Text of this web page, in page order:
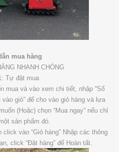
mua hàng
NHANH CHÓNG
Tự đặt mua
mua và vào xem chi tiết, nhập “Số
vào giỏ” để cho vào giỏ hàng và lựa
(Hoặc) chọn “Mua ngay” nếu chỉ
sản phẩm đó.
vào “Giỏ hàng” Nhập các thông
click “Đặt hàng” để Hoàn tất.